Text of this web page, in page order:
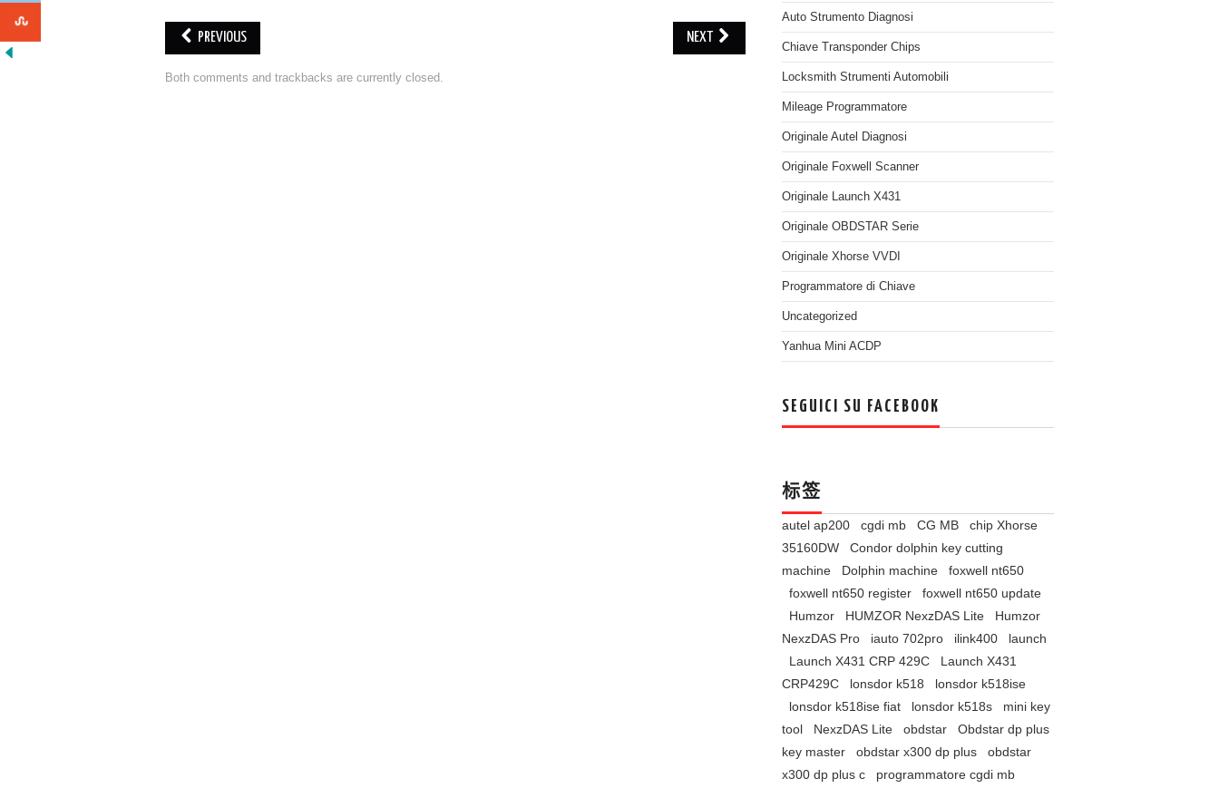
PREVIOUS NEXT
Both comments and trackbacks are currently closed.
Auto Strumento Diagnosi
Chiave Transponder Chips
Locksmith Strumenti Automobili
Mileage Programmatore
Originale Autel Diagnosi
Originale Foxwell Scanner
Originale Launch X431
Originale OBDSTAR Serie
Originale Xhorse VVDI
Programmatore di Chiave
Uncategorized
Yanhua Mini ACDP
SEGUICI SU FACEBOOK
标签
autel ap200 cgdi mb CG MB
chip Xhorse
35160DW
Condor dolphin key cutting
machine
Dolphin machine
foxwell nt650
foxwell nt650 register
foxwell nt650 update
Humzor
HUMZOR NexzDAS Lite
Humzor
NexzDAS Pro
iauto 702pro ilink400
launch
Launch X431 CRP 429C
Launch X431
CRP429C
lonsdor k518
lonsdor k518ise
lonsdor k518ise fiat
lonsdor k518s
mini key
tool
NexzDAS Lite obdstar
Obdstar dp plus
key master
obdstar x300 dp plus
obdstar
x300 dp plus c
programmatore cgdi mb